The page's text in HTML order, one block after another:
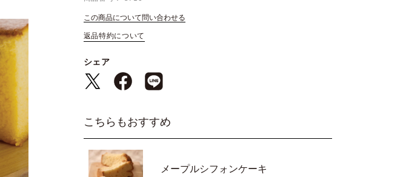
この商品について問い合わせる
返品特約について
シェア
こちらもおすすめ
メープルシフォンケーキ